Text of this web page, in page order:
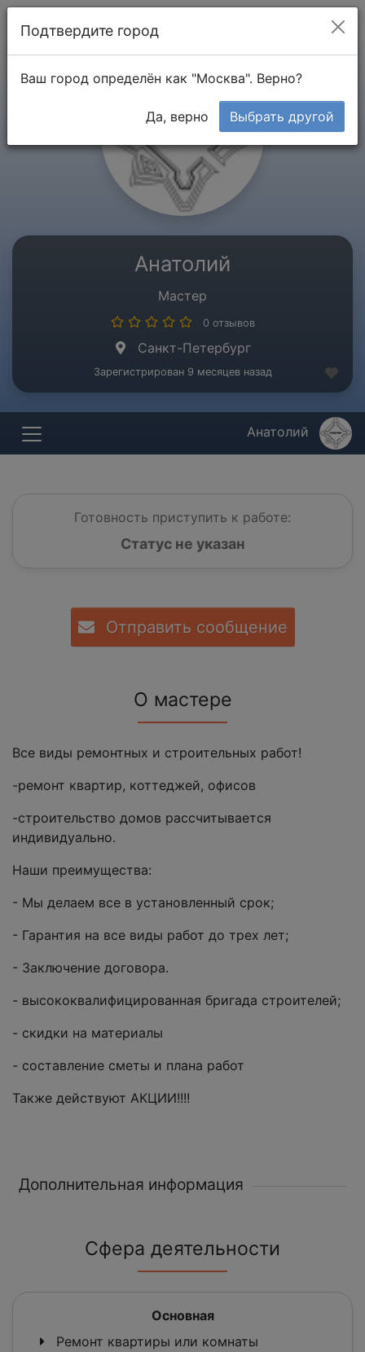
Анатолий
Мастер
0 отзывов
Санкт-Петербург
Зарегистрирован 9 месяцев назад
Анатолий
Готовность приступить к работе:
Статус не указан
Отправить сообщение
О мастере
Все виды ремонтных и строительных работ!
-ремонт квартир, коттеджей, офисов
-строительство домов рассчитывается
индивидуально.
Наши преимущества:
- Мы делаем все в установленный срок;
- Гарантия на все виды работ до трех лет;
- Заключение договора.
- высококвалифицированная бригада строителей;
- скидки на материалы
- составление сметы и плана работ
Также действуют АКЦИИ!!!!
Дополнительная информация
Сфера деятельности
Основная
Ремонт квартиры или комнаты
Подтвердите город
Ваш город определён как "Москва". Верно?
Да, верно Выбрать другой